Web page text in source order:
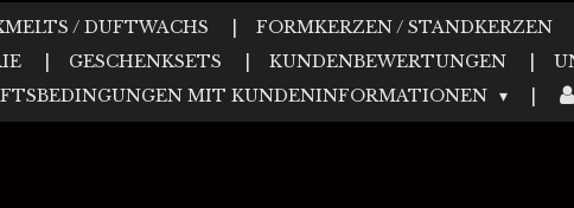
/ DUFTWACHS FORMKERZEN / STANDKERZEN
GESCHENKSETS KUNDENBEWERTUNGEN
MIT KUNDENINFORMATIONEN